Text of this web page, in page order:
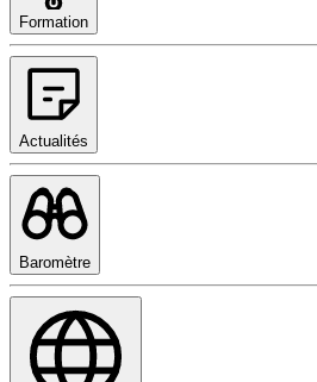
Formation
Actualités
Baromètre